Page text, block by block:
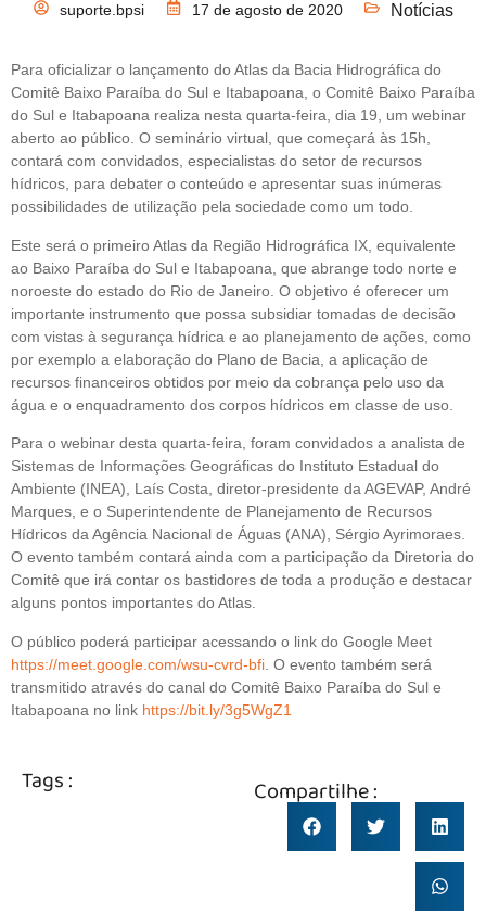
suporte.bpsi 17 de agosto de 2020 Notícias
Para oficializar o lançamento do Atlas da Bacia Hidrográfica do
Comitê Baixo Paraíba do Sul e Itabapoana, o Comitê Baixo Paraíba
do Sul e Itabapoana realiza nesta quarta-feira, dia 19, um webinar
aberto ao público. O seminário virtual, que começará às 15h,
contará com convidados, especialistas do setor de recursos
hídricos, para debater o conteúdo e apresentar suas inúmeras
possibilidades de utilização pela sociedade como um todo.
Este será o primeiro Atlas da Região Hidrográfica IX, equivalente
ao Baixo Paraíba do Sul e Itabapoana, que abrange todo norte e
noroeste do estado do Rio de Janeiro. O objetivo é oferecer um
importante instrumento que possa subsidiar tomadas de decisão
com vistas à segurança hídrica e ao planejamento de ações, como
por exemplo a elaboração do Plano de Bacia, a aplicação de
recursos financeiros obtidos por meio da cobrança pelo uso da
água e o enquadramento dos corpos hídricos em classe de uso.
Para o webinar desta quarta-feira, foram convidados a analista de
Sistemas de Informações Geográficas do Instituto Estadual do
Ambiente (INEA), Laís Costa, diretor-presidente da AGEVAP, André
Marques, e o Superintendente de Planejamento de Recursos
Hídricos da Agência Nacional de Águas (ANA), Sérgio Ayrimoraes.
O evento também contará ainda com a participação da Diretoria do
Comitê que irá contar os bastidores de toda a produção e destacar
alguns pontos importantes do Atlas.
O público poderá participar acessando o link do Google Meet
https://meet.google.com/wsu-cvrd-bfi . O evento também será
transmitido através do canal do Comitê Baixo Paraíba do Sul e
Itabapoana no link https://bit.ly/3g5WgZ1
Tags : Compartilhe :